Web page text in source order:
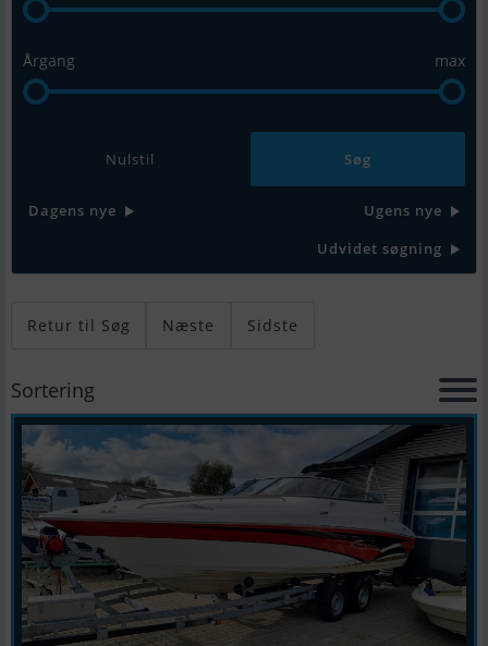
Årgang max
Nulstil
Dagens nye
Ugens nye
Udvidet søgning
Retur til Søg Næste Sidste
Sortering